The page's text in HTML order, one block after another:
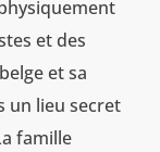
et des
et sa
un lieu secret
famille